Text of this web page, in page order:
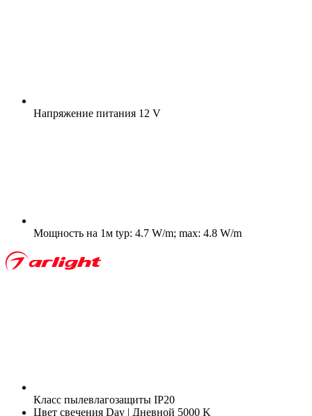
Напряжение питания 12 V
Мощность на 1м typ: 4.7 W/m; max: 4.8 W/m
Класс пылевлагозащиты IP20
Цвет свечения Day | Дневной 5000 K